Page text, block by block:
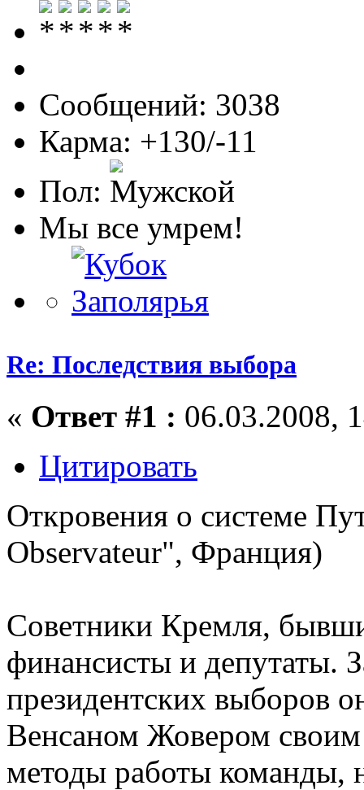
Сообщений: 3038
Карма: +130/-11
Пол:
Мы все умрем!
Re: Последствия выбора
« Ответ #1 : 06.03.2008,
Цитировать
Откровения о системе
Observateur", Франция)
Советники Кремля,
финансисты и депутаты.
президентских выборов
Венсаном Жовером своим
методы работы команды,